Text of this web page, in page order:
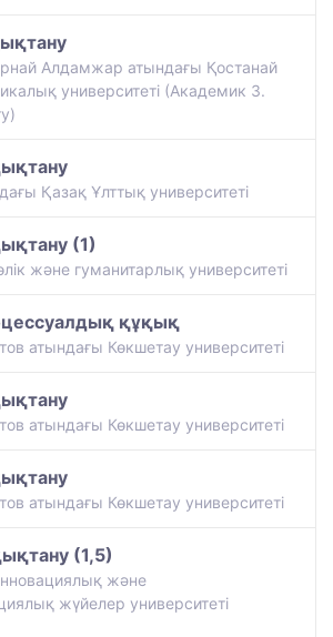
Алдамжар атындағы Қостанай
университеті (Академик З.
Қазақ Ұлттық университеті
(1)
және гуманитарлық университеті
құқық
атындағы Көкшетау университеті
атындағы Көкшетау университеті
атындағы Көкшетау университеті
(1,5)
және
жүйелер университеті